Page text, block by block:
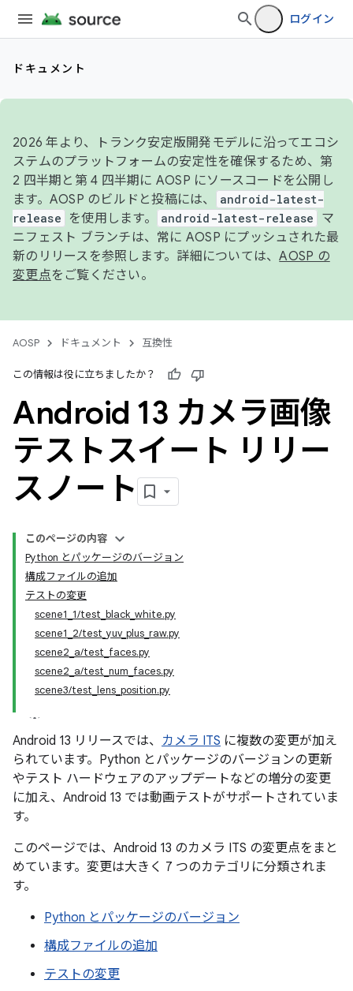
ログイン
ドキュメント
2026 年より、トランク安定版開発モデルに沿ってエコシ
ステムのプラットフォームの安定性を確保するため、第
2 四半期と第 4 四半期に AOSP にソースコードを公開し
ます。AOSP のビルドと投稿には、
android-latest-
release
を使用します。 android-latest-release
マ
ニフェスト ブランチは、常に AOSP にプッシュされた最
新のリリースを参照します。詳細については、AOSP の
変更点をご覧ください。
AOSP ドキュメント 互換性
この情報は役に立ちましたか？
Android 13 カメラ画像
テストスイート リリー
スノート
このページの内容
Python とパッケージのバージョン
構成ファイルの追加
テストの変更
scene1_1/test_black_white.py
scene1_2/test_yuv_plus_raw.py
scene2_a/test_faces.py
scene2_a/test_num_faces.py
scene3/test_lens_position.py
Android 13 リリースでは、 カメラ ITS に複数の変更が加え
られています。Python とパッケージのバージョンの更新
やテスト ハードウェアのアップデートなどの増分の変更
に加え、Android 13 では動画テストがサポートされていま
す。
このページでは、Android 13 のカメラ ITS の変更点をまと
めています。変更は大きく 7 つのカテゴリに分類されま
す。
Python とパッケージのバージョン
構成ファイルの追加
テストの変更